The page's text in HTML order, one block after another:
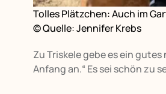
Tolles Plätzchen: Auch im
© Quelle: Jennifer Krebs
Zu Triskele gebe es ein
Anfang an.“ Es sei schön zu